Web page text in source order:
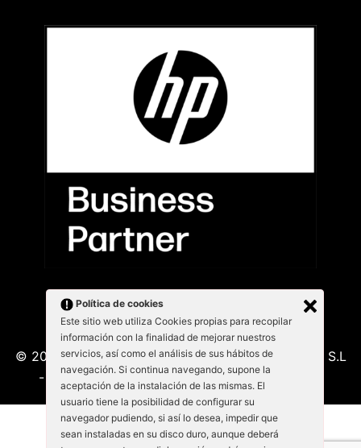
© 2026 Kabu Blanu System SL. KabuBlanu System S.L
- Lepant 339/341 (Local 4) 08025 - Barcelona
Política de cookies
Este sitio web utiliza Cookies propias para recopilar
información con la finalidad de mejorar nuestros
servicios, así como el análisis de sus hábitos de
navegación. Si continua navegando, supone la
aceptación de la instalación de las mismas. El
usuario tiene la posibilidad de configurar su
navegador pudiendo, si así lo desea, impedir que
sean instaladas en su disco duro, aunque deberá